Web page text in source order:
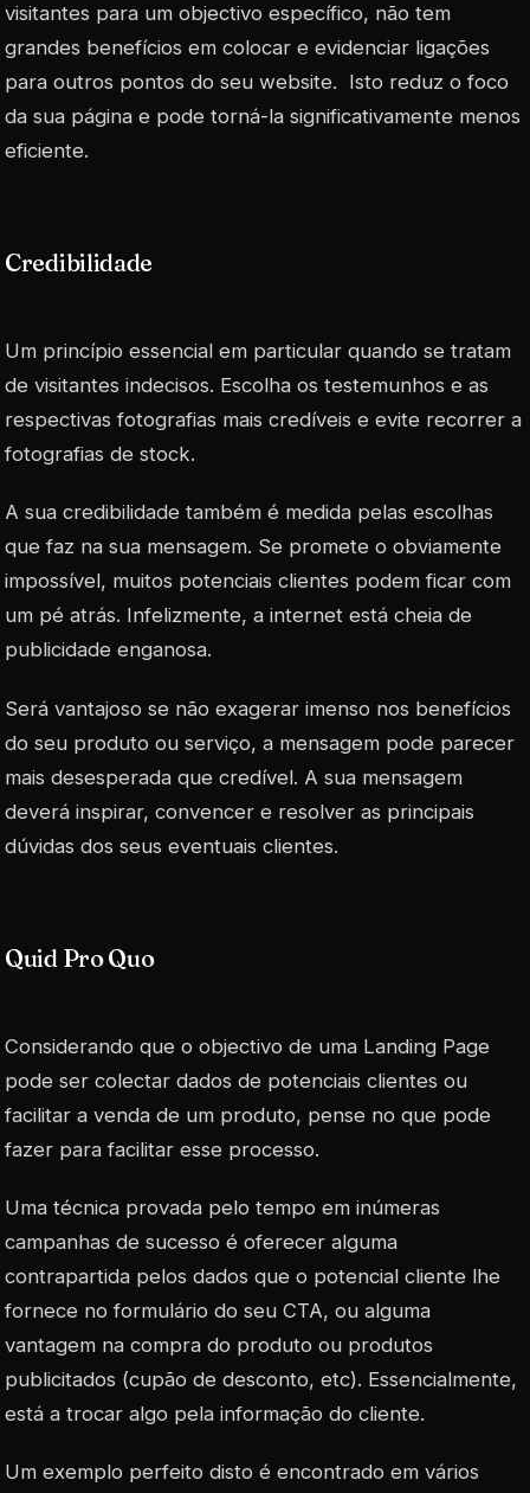
visitantes para um objectivo específico, não tem
grandes benefícios em colocar e evidenciar ligações
para outros pontos do seu website. Isto reduz o foco
da sua página e pode torná-la significativamente menos
eficiente.
Credibilidade
Um princípio essencial em particular quando se tratam
de visitantes indecisos. Escolha os testemunhos e as
respectivas fotografias mais credíveis e evite recorrer a
fotografias de stock.
A sua credibilidade também é medida pelas escolhas
que faz na sua mensagem. Se promete o obviamente
impossível, muitos potenciais clientes podem ficar com
um pé atrás. Infelizmente, a internet está cheia de
publicidade enganosa.
Será vantajoso se não exagerar imenso nos benefícios
do seu produto ou serviço, a mensagem pode parecer
mais desesperada que credível. A sua mensagem
deverá inspirar, convencer e resolver as principais
dúvidas dos seus eventuais clientes.
Quid Pro Quo
Considerando que o objectivo de uma Landing Page
pode ser colectar dados de potenciais clientes ou
facilitar a venda de um produto, pense no que pode
fazer para facilitar esse processo.
Uma técnica provada pelo tempo em inúmeras
campanhas de sucesso é oferecer alguma
contrapartida pelos dados que o potencial cliente lhe
fornece no formulário do seu CTA, ou alguma
vantagem na compra do produto ou produtos
publicitados (cupão de desconto, etc). Essencialmente,
está a trocar algo pela informação do cliente.
Um exemplo perfeito disto é encontrado em vários